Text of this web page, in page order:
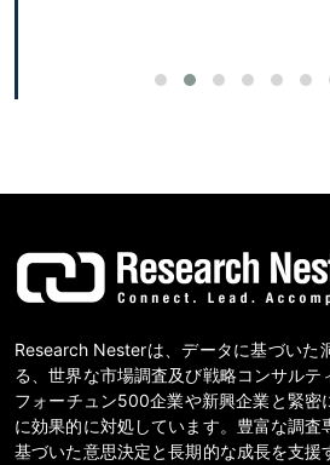
Research Nesterは、データに基づいた
る、世界な市場調査及び戦略コンサルテ
フォーチュン500企業や新興企業と緊密
に効果的に対処しています。豊富な調査
基づいた意思決定と長期的な成長を支援